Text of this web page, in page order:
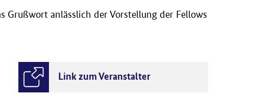
Grußwort anlässlich der Vorstellung der Fellows
Link zum Veranstalter